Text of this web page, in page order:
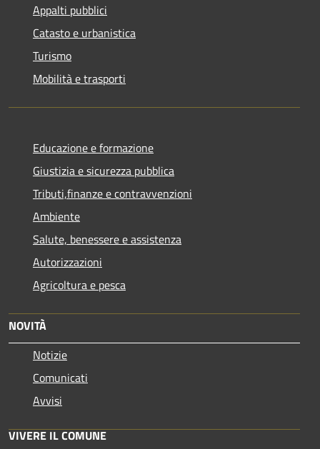
Appalti pubblici
Catasto e urbanistica
Turismo
Mobilità e trasporti
Educazione e formazione
Giustizia e sicurezza pubblica
Tributi,finanze e contravvenzioni
Ambiente
Salute, benessere e assistenza
Autorizzazioni
Agricoltura e pesca
NOVITÀ
Notizie
Comunicati
Avvisi
VIVERE IL COMUNE